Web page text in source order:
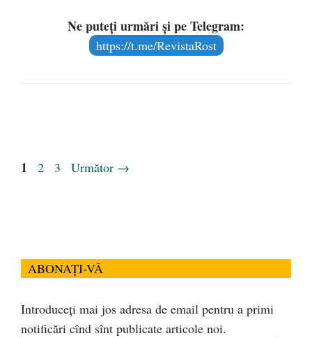
Ne puteți urmări și pe Telegram:
https://t.me/RevistaRost
Pagina
1 Pagina
2 Pagina
3 Următor →
ABONAȚI-VĂ
Introduceți mai jos adresa de email pentru a primi
notificări cînd sînt publicate articole noi.